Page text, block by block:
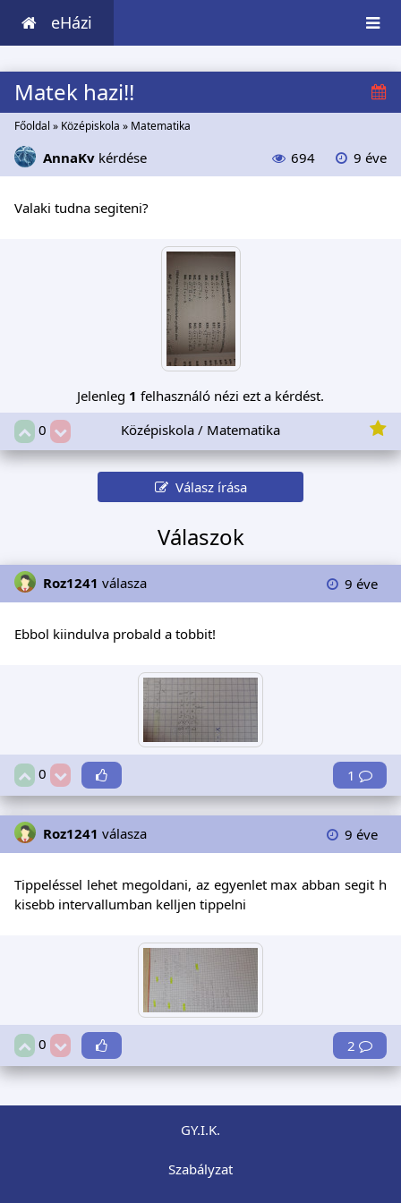
eHázi
Matek hazi!!
Főoldal » Középiskola » Matematika
AnnaKv kérdése 694 9 éve
Valaki tudna segiteni?
Jelenleg 1 felhasználó nézi ezt a kérdést.
0
Középiskola / Matematika
Válasz írása
Válaszok
Roz1241 válasza 9 éve
Ebbol kiindulva probald a tobbit!
0 1
Roz1241 válasza 9 éve
Tippeléssel lehet megoldani, az egyenlet max abban segit h
kisebb intervallumban kelljen tippelni
0 2
GY.I.K.
Szabályzat